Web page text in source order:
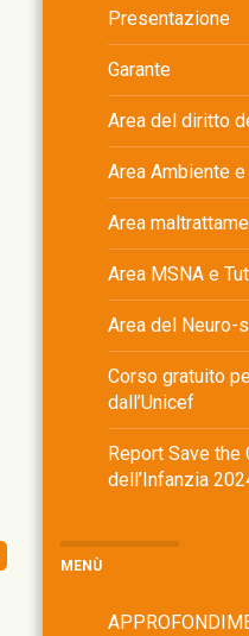
Presentazione
Garante
Area del diritto
Area Ambiente
Area
Area MSNA e
Area del Neuro-
Corso gratuito
dall’Unicef
Report Save the
dell’Infanzia
MENÙ